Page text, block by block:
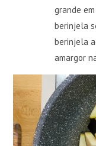
grande
berinjela
berinjela
amargor